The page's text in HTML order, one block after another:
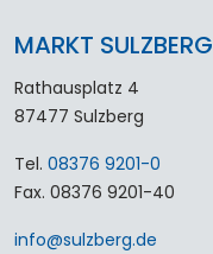
MARKT SULZBERG
Rathausplatz 4
87477 Sulzberg
Tel. 08376 9201-0
Fax. 08376 9201-40
info@sulzberg.de